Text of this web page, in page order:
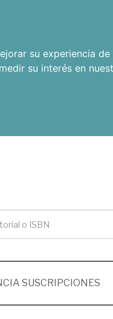
su experiencia
medir su interés en
SUSCRIPCIONES